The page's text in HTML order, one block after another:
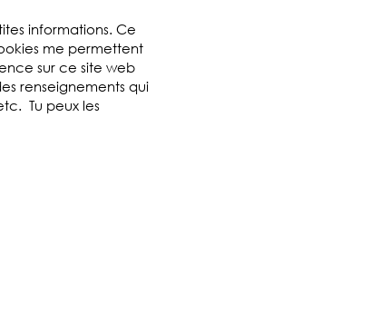
informations. Ce
me permettent
sur ce site web
renseignements qui
Tu peux les